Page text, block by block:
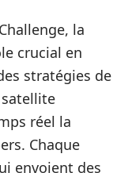
la
crucial en
stratégies de
réel la
Chaque
envoient des